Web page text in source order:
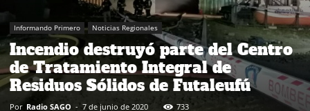
Informando Primero Noticias Regionales
Incendio destruyó parte del Centro
de Tratamiento Integral de
Residuos Sólidos de Futaleufú
Por Radio SAGO - 7 de junio de 2020 733